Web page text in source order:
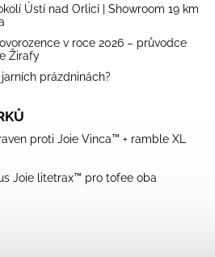
Ústí nad Orlicí | Showroom 19 km
v roce 2026 – průvodce
Žirafy
prázdninách?
proti Joie Vinca™ + ramble XL
Joie litetrax™ pro tofee oba